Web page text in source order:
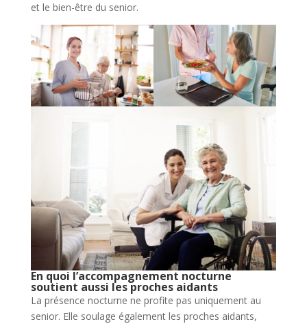
et le bien-être du senior.
En quoi l’accompagnement nocturne
soutient aussi les proches aidants
La présence nocturne ne profite pas uniquement au
senior. Elle soulage également les proches aidants,